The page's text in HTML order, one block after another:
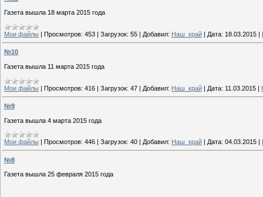
Газета вышла 18 марта 2015 года
Мои файлы | Просмотров: 453 | Загрузок: 55 | Добавил: Наш_край | Дата: 18.03.2015 |
№10
Газета вышла 11 марта 2015 года
Мои файлы | Просмотров: 416 | Загрузок: 47 | Добавил: Наш_край | Дата: 11.03.2015 |
№9
Газета вышла 4 марта 2015 года
Мои файлы | Просмотров: 446 | Загрузок: 40 | Добавил: Наш_край | Дата: 04.03.2015 |
№8
Газета вышла 25 февраля 2015 года